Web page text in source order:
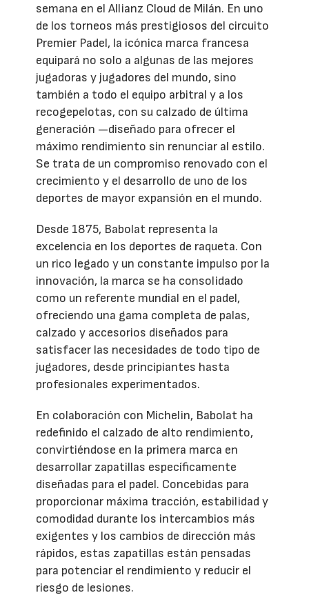
semana en el Allianz Cloud de Milán. En uno
de los torneos más prestigiosos del circuito
Premier Padel, la icónica marca francesa
equipará no solo a algunas de las mejores
jugadoras y jugadores del mundo, sino
también a todo el equipo arbitral y a los
recogepelotas, con su calzado de última
generación —diseñado para ofrecer el
máximo rendimiento sin renunciar al estilo.
Se trata de un compromiso renovado con el
crecimiento y el desarrollo de uno de los
deportes de mayor expansión en el mundo.
Desde 1875, Babolat representa la
excelencia en los deportes de raqueta. Con
un rico legado y un constante impulso por la
innovación, la marca se ha consolidado
como un referente mundial en el padel,
ofreciendo una gama completa de palas,
calzado y accesorios diseñados para
satisfacer las necesidades de todo tipo de
jugadores, desde principiantes hasta
profesionales experimentados.
En colaboración con Michelin, Babolat ha
redefinido el calzado de alto rendimiento,
convirtiéndose en la primera marca en
desarrollar zapatillas específicamente
diseñadas para el padel. Concebidas para
proporcionar máxima tracción, estabilidad y
comodidad durante los intercambios más
exigentes y los cambios de dirección más
rápidos, estas zapatillas están pensadas
para potenciar el rendimiento y reducir el
riesgo de lesiones.